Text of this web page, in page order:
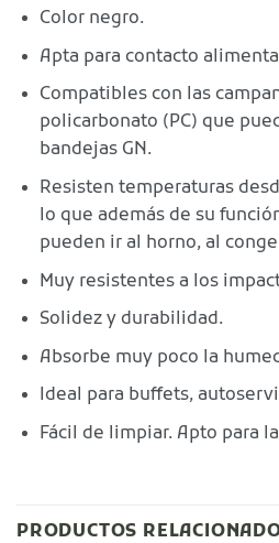
Color negro.
Apta para contacto
Compatibles con las
policarbonato (PC) que
bandejas GN.
Resisten temperaturas
lo que además de su
pueden ir al horno, al
Muy resistentes a los
Solidez y durabilidad.
Absorbe muy poco la
Ideal para buffets,
Fácil de limpiar. Apto para
PRODUCTOS